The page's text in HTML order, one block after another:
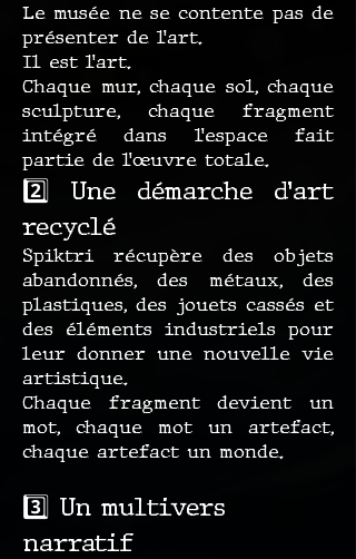
Le musée ne se contente pas de
présenter de l’art.
Il est l’art.
Chaque mur, chaque sol, chaque
sculpture, chaque fragment
intégré dans l’espace fait
partie de l’œuvre totale.
2️⃣ Une démarche d’art
recyclé
Spiktri récupère des objets
abandonnés, des métaux, des
plastiques, des jouets cassés et
des éléments industriels pour
leur donner une nouvelle vie
artistique.
Chaque fragment devient un
mot, chaque mot un artefact,
chaque artefact un monde.
3️⃣ Un multivers
narratif